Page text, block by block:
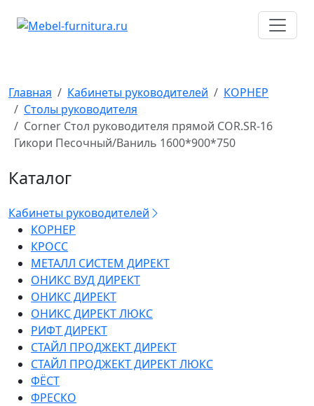
Главная Кабинеты руководителей
КОРНЕР
Столы руководителя
Corner Стол руководителя прямой COR.SR-16
Гикори Песочный/Ваниль 1600*900*750
Каталог
Кабинеты руководителей
КОРНЕР
КРОСС
МЕТАЛЛ СИСТЕМ ДИРЕКТ
ОНИКС ВУД ДИРЕКТ
ОНИКС ДИРЕКТ
ОНИКС ДИРЕКТ ЛЮКС
РИФТ ДИРЕКТ
СТАЙЛ ПРОДЖЕКТ ДИРЕКТ
СТАЙЛ ПРОДЖЕКТ ДИРЕКТ ЛЮКС
ФЁСТ
ФРЕСКО